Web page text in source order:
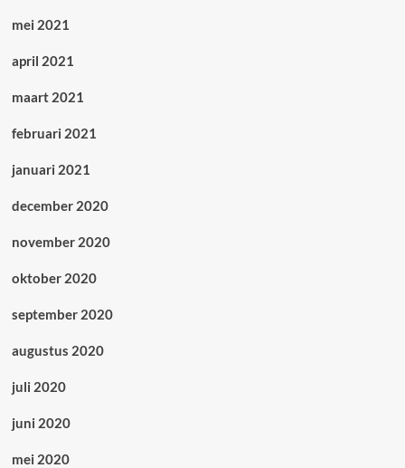
mei 2021
april 2021
maart 2021
februari 2021
januari 2021
december 2020
november 2020
oktober 2020
september 2020
augustus 2020
juli 2020
juni 2020
mei 2020